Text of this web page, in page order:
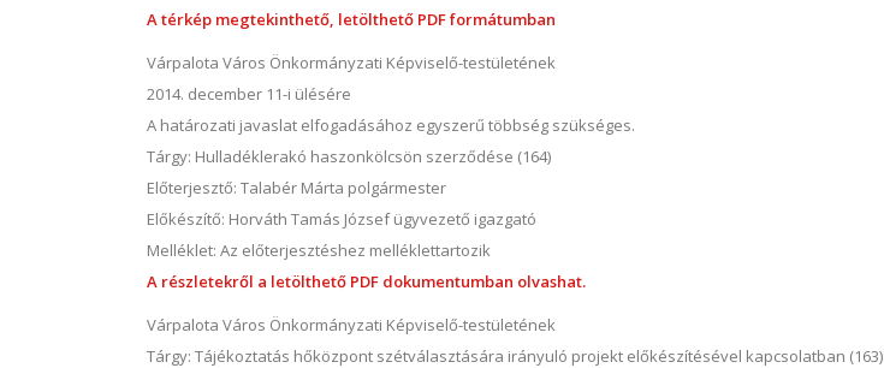
A térkép megtekinthető, letölthető PDF formátumban
Várpalota Város Önkormányzati Képviselő-testületének
2014. december 11-i ülésére
A határozati javaslat elfogadásához egyszerű többség szükséges.
Tárgy: Hulladéklerakó haszonkölcsön szerződése (164)
Előterjesztő: Talabér Márta polgármester
Előkészítő: Horváth Tamás József ügyvezető igazgató
Melléklet: Az előterjesztéshez melléklettartozik
A részletekről a letölthető PDF dokumentumban olvashat.
Várpalota Város Önkormányzati Képviselő-testületének
Tárgy: Tájékoztatás hőközpont szétválasztására irányuló projekt előkészítésével kapcsolatban (163)